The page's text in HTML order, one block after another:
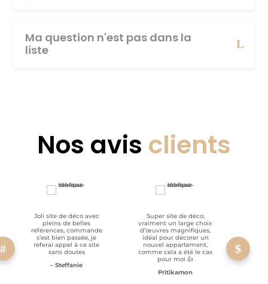
Ma question n'est pas dans la
liste
Nos avis clients
Joli site de déco avec
pleins de belles
références, commande
s’est bien passée, je
referai appel à ce site
sans doutes
– Steffanie
Super site de déco,
vraiment un large choix
d’œuvres magnifiques,
idéal pour décorer un
nouvel appartement,
comme cela a été le cas
pour moi 👍
Pritikamon